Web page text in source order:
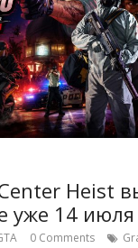
Heist
уже 14 июля
0 Comments